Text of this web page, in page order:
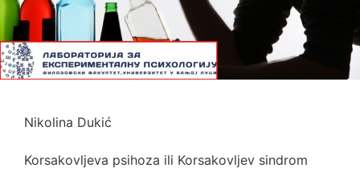
Nikolina Dukić
Korsakovljeva psihoza ili Korsakovljev sindrom